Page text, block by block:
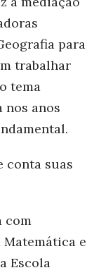
para
trabalhar
tema
nos anos
conta suas
com
e
Escola